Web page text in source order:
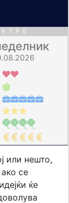
УТРЕ
или нешто,
се
ќе